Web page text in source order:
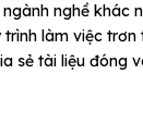
nghề khác
làm việc trơn
sẻ tài liệu đóng